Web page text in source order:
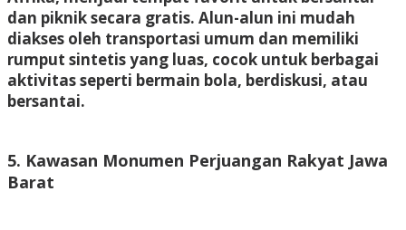
dan piknik secara gratis. Alun-alun ini mudah
diakses oleh transportasi umum dan memiliki
rumput sintetis yang luas, cocok untuk berbagai
aktivitas seperti bermain bola, berdiskusi, atau
bersantai.
5. Kawasan Monumen Perjuangan Rakyat Jawa
Barat